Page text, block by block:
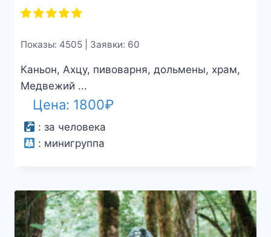
Показы: 4505 | Заявки: 60
Каньон, Ахцу, пивоварня, дольмены, храм,
Медвежий ...
Цена: 1800₽
: за человека
: минигруппа